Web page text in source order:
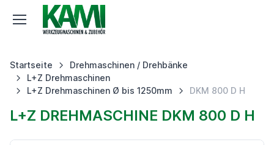
Startseite
Drehmaschinen / Drehbänke
L+Z Drehmaschinen
L+Z Drehmaschinen Ø bis 1250mm
DKM 800 D H
L+Z DREHMASCHINE DKM 800 D H